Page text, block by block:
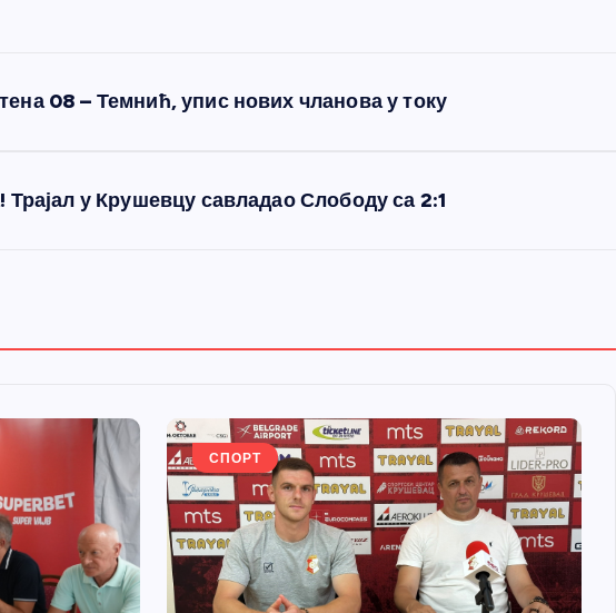
08 – Темнић, упис нових чланова у току
у Крушевцу савладао Слободу са 2:1
СПОРТ